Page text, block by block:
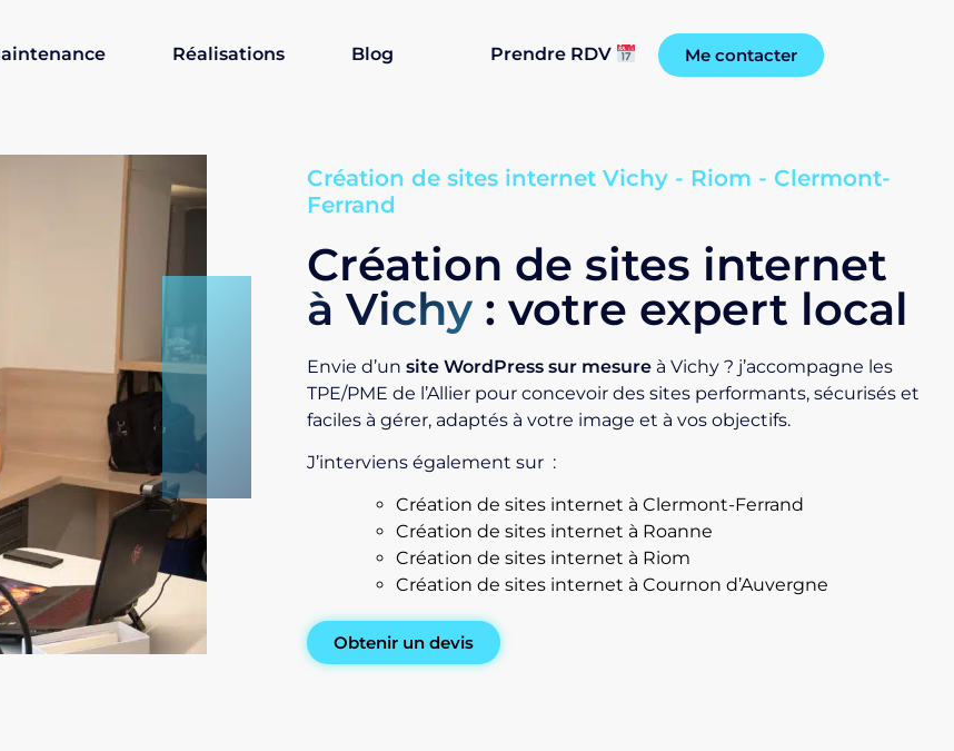
Réalisations Blog Prendre RDV Me contacter
Création de sites internet Vichy - Riom - Clermont-
Ferrand
Création de sites internet
à Vichy : votre expert local
Envie d’un site WordPress sur mesure à Vichy ? j’accompagne les
TPE/PME de l’Allier pour concevoir des sites performants, sécurisés et
faciles à gérer, adaptés à votre image et à vos objectifs.
J’interviens également sur :
Création de sites internet à Clermont-Ferrand
Création de sites internet à Roanne
Création de sites internet à Riom
Création de sites internet à Cournon d’Auvergne
Obtenir un devis